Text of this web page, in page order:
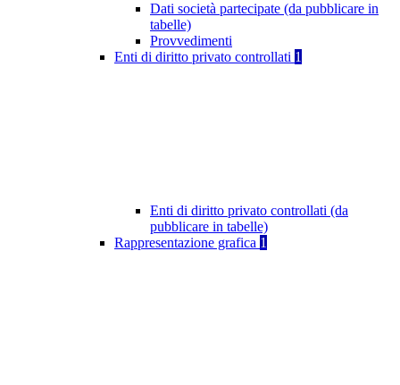
Dati società partecipate (da pubblicare in
tabelle)
Provvedimenti
Enti di diritto privato controllati 1
Enti di diritto privato controllati (da
pubblicare in tabelle)
Rappresentazione grafica 1